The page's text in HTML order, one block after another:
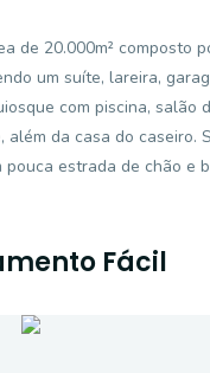
de 20.000m² composto
um suíte, lareira,
com piscina, salão
além da casa do caseiro.
pouca estrada de chão e
Fácil